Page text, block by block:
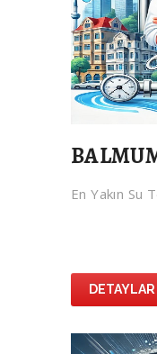
En Yakın Su
DETAYLAR